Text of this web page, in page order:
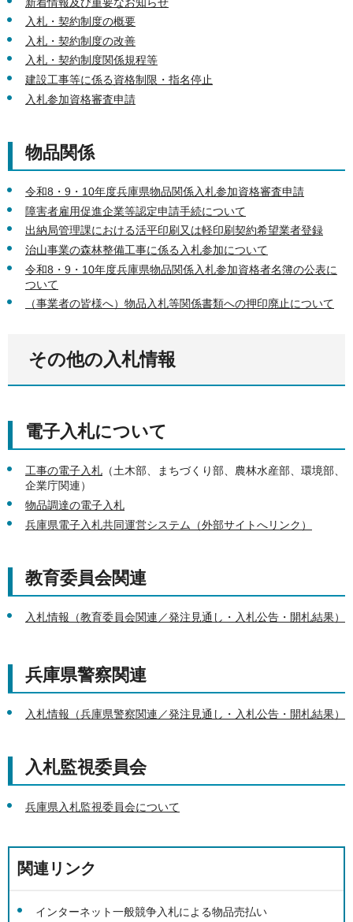
入札・契約制度の概要
入札・契約制度の改善
入札・契約制度関係規程等
建設工事等に係る資格制限・指名停止
入札参加資格審査申請
物品関係
令和8・9・10年度兵庫県物品関係入札参加資格審査申請
障害者雇用促進企業等認定申請手続について
出納局管理課における活平印刷又は軽印刷契約希望業者登録
治山事業の森林整備工事に係る入札参加について
令和8・9・10年度兵庫県物品関係入札参加資格者名簿の公表に
ついて
（事業者の皆様へ）物品入札等関係書類への押印廃止について
その他の入札情報
電子入札について
工事の電子入札 （土木部、まちづくり部、農林水産部、環境部、
企業庁関連）
物品調達の電子入札
兵庫県電子入札共同運営システム（外部サイトへリンク）
教育委員会関連
入札情報（教育委員会関連／発注見通し・入札公告・開札結果）
兵庫県警察関連
入札情報（兵庫県警察関連／発注見通し・入札公告・開札結果）
入札監視委員会
兵庫県入札監視委員会について
関連リンク
インターネット一般競争入札による物品売払い